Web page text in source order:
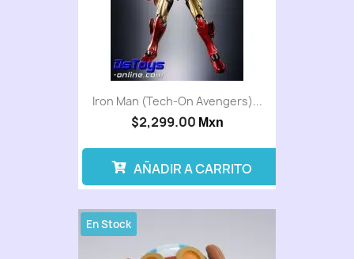
Iron Man (Tech-On Avengers)...
$2,299.00 Mxn
AÑADIR A CARRITO
En Stock